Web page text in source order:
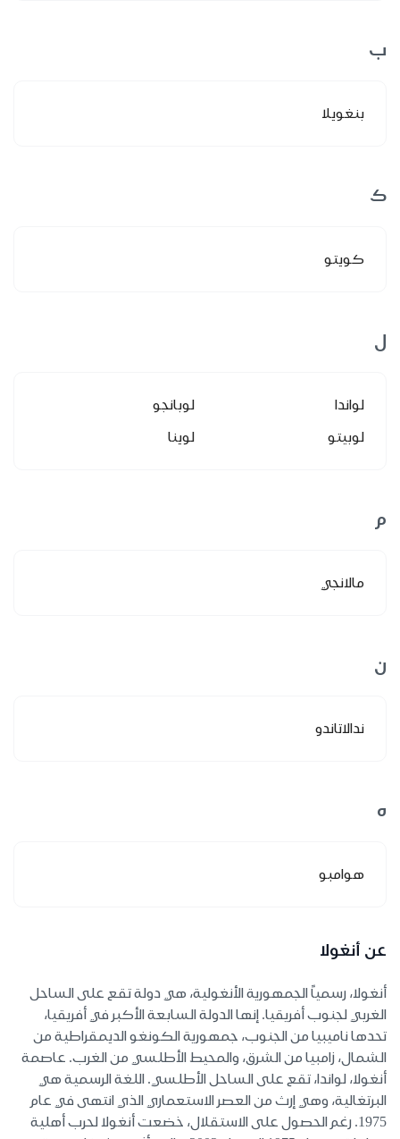
ب
بنغويلا
ك
كويتو
ل
لواندا
لوبانجو
لوبيتو
لوينا
م
مالانجي
ن
ندالاتاندو
ه
هوامبو
عن أنغولا
أنغولا، رسمياً الجمهورية الأنغولية، هي دولة تقع على الساحل
الغربي لجنوب أفريقيا. إنها الدولة السابعة الأكبر في أفريقيا،
تحدها ناميبيا من الجنوب، جمهورية الكونغو الديمقراطية من
الشمال، زامبيا من الشرق، والمحيط الأطلسي من الغرب. عاصمة
أنغولا، لواندا، تقع على الساحل الأطلسي. اللغة الرسمية هي
البرتغالية، وهي إرث من العصر الاستعماري الذي انتهى في عام
1975. رغم الحصول على الاستقلال، خضعت أنغولا لحرب أهلية